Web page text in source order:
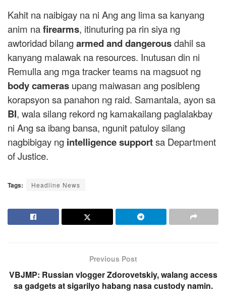
Kahit na naibigay na ni Ang ang lima sa kanyang
anim nafirearms, itinuturing pa rin siya ng
awtoridad bilangarmed and dangerousdahil sa
kanyang malawak na resources. Inutusan din ni
Remulla ang mga tracker teams na magsuot ng
body cameras upang maiwasan ang posibleng
korapsyon sa panahon ng raid. Samantala, ayon sa
BI, wala silang rekord ng kamakailang paglalakbay
ni Ang sa ibang bansa, ngunit patuloy silang
nagbibigay ng intelligence supportsa Department
of Justice.
Tags: Headline News
Previous Post
VBJMP: Russian vlogger Zdorovetskiy, walang access
sa gadgets at sigarilyo habang nasa custody namin.